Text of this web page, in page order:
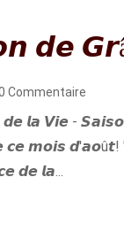
𝙙𝙚
0 Commentaire
𝙡𝙖 𝙑𝙞𝙚 -
𝙘𝙚 𝙢𝙤𝙞𝙨 𝙙'𝙖𝙤û𝙩!
𝙙𝙚 𝙡𝙖...